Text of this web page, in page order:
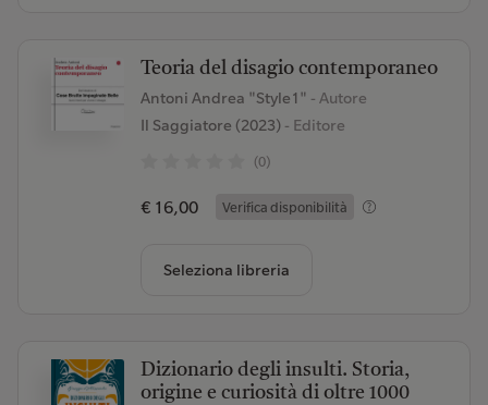
Teoria del disagio contemporaneo
Antoni Andrea "Style1" - Autore
Il Saggiatore (2023)- Editore
(0)
€ 16,00 Verifica disponibilità
Seleziona libreria
Dizionario degli insulti. Storia,
origine e curiosità di oltre 1000